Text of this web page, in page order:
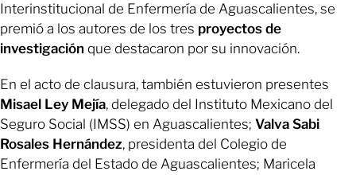
Interinstitucional de Enfermería de Aguascalientes, se
premió a los autores de los tres proyectos de
investigación que destacaron por su innovación.
En el acto de clausura, también estuvieron presentes
Misael Ley Mejía, delegado del Instituto Mexicano del
Seguro Social (IMSS) en Aguascalientes; Valva Sabi
Rosales Hernández, presidenta del Colegio de
Enfermería del Estado de Aguascalientes; Maricela